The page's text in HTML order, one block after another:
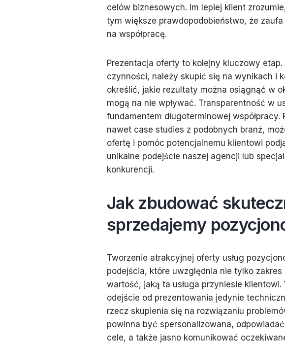
celów biznesowych. Im lepiej klient
tym większe prawdopodobieństwo, że
na współpracę.
Prezentacja oferty to kolejny kluczowy
czynności, należy skupić się na wynikach i
określić, jakie rezultaty można osiągnąć w
mogą na nie wpływać. Transparentność w
fundamentem długoterminowej
nawet case studies z podobnych branż,
ofertę i pomóc potencjalnemu klientowi
unikalne podejście naszej agencji lub
konkurencji.
Jak zbudować
sprzedajemy
Tworzenie atrakcyjnej oferty usług
podejścia, które uwzględnia nie tylko
wartość, jaką ta usługa przyniesie
odejście od prezentowania jedynie
rzecz skupienia się na rozwiązaniu
powinna być spersonalizowana,
cele, a także jasno komunikować